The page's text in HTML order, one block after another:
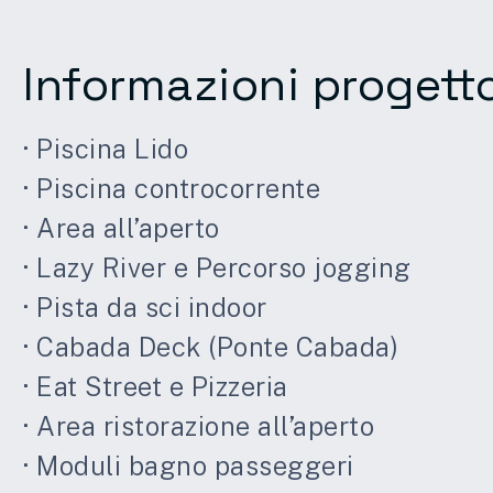
Informazioni
· Piscina Lido
· Piscina controcorrente
· Area all’aperto
· Lazy River e Percorso jogging
· Pista da sci indoor
· Cabada Deck (Ponte Cabada)
· Eat Street e Pizzeria
· Area ristorazione all’aperto
· Moduli bagno passeggeri